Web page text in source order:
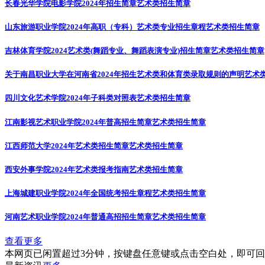
长春光华学院电影学院2024年招生简章艺术类招生简章
山东旅游职业学院2024年高职（专科）艺术类专业招生章程艺术类招生简章
吉林体育学院2024艺术类(舞蹈专业、舞蹈表演专业)招生简章艺术类招生简章
关于南昌职业大学在河南省2024年招生艺术类和体育类录取规则的声明艺术
四川文化艺术学院2024年子科类对照表艺术类招生简章
江南影视艺术职业学院2024年普高招生简章艺术类招生简章
江西师范大学2024年艺术类招生简章艺术类招生简章
西安外事学院2024年艺术类报考指南艺术类招生简章
上海城建职业学院2024年全国统考招生章程艺术类招生简章
河南艺术职业学院2024年普通高招招生简章艺术类招生简章
查看更多
本网页已闲置超过3分钟，按键盘任意键或点击空白处，即可